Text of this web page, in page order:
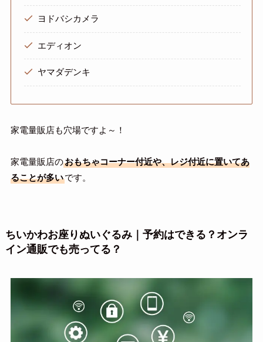
ヨドバシカメラ
エディオン
ヤマダデンキ
家電量販店も穴場ですよ～！
家電量販店のおもちゃコーナー付近や、レジ付近に置いてあ
ることが多いです。
ちいかわお座りぬいぐるみ｜予約はできる？オンラ
イン通販でも売ってる？